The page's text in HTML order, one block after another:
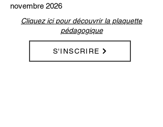
novembre 2026
Cliquez ici pour découvrir la plaquette
pédagogique
S'INSCRIRE